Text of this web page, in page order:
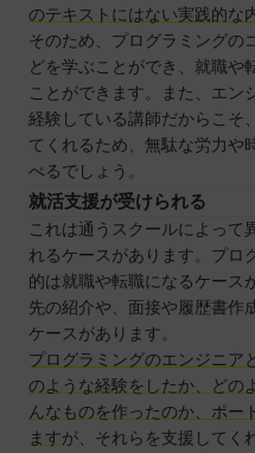
のテキストにはない実践的な
そのため、プログラミングの
どを学ぶことができ、就職や
ことができます。また、エン
経験している講師だからこそ
てくれるため、無駄な労力や
べるでしょう。
就活支援が受けられる
これは通うスクールによって
れるケースがあります。プロ
的は就職や転職になるケース
先の紹介や、面接や履歴書作
ケースがあります。
プログラミングのエンジニア
のような経験をしたか、どの
んなものを作ったのか、ポー
ますが、それらを支援してく